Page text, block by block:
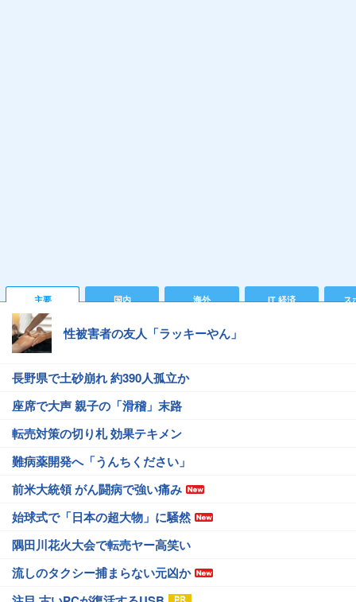
主要 国内 海外 IT 経済 ス
性被害者の友人「ラッキーやん」
長野県で土砂崩れ 約390人孤立か
座席で大声 親子の「滑稽」末路
転売対策の切り札 効果テキメン
難病薬開発へ「うんちください」
前米大統領 がん闘病で強い痛み
始球式で「日本の超大物」に騒然
隅田川花火大会で転売ヤー高笑い
流しのタクシー捕まらない元凶か